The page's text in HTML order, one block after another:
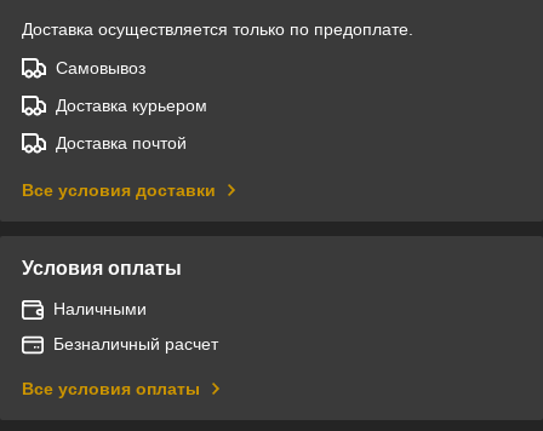
Доставка осуществляется только по предоплате.
Самовывоз
Доставка курьером
Доставка почтой
Все условия доставки
Условия оплаты
Наличными
Безналичный расчет
Все условия оплаты